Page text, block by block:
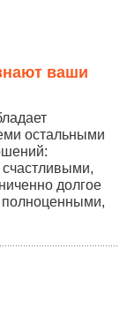
ваши
остальными
долгое
полноценными,